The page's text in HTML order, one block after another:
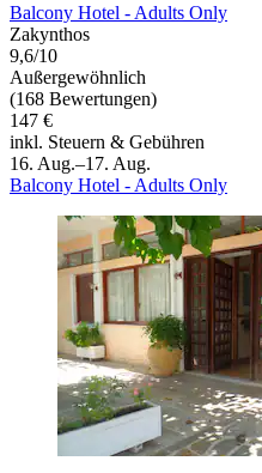
Balcony Hotel - Adults Only
Zakynthos
9,6/10
Außergewöhnlich
(168 Bewertungen)
147 €
inkl. Steuern & Gebühren
16. Aug.–17. Aug.
Balcony Hotel - Adults Only